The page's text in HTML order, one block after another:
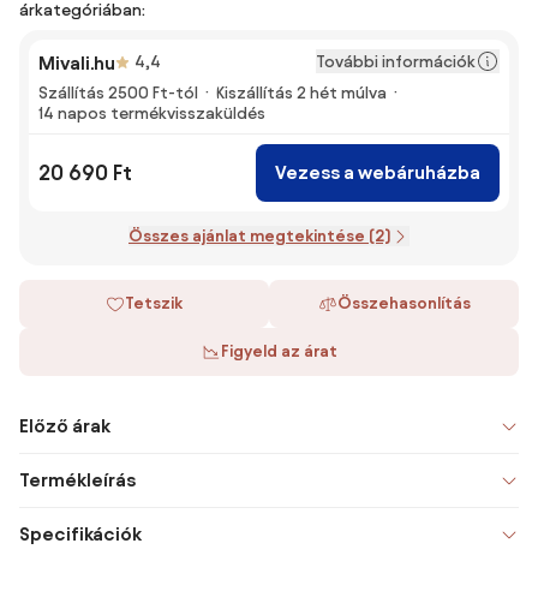
árkategóriában:
Mivali.hu 4,4
További információk
Szállítás 2500 Ft-tól
Kiszállítás 2 hét múlva
14 napos termékvisszaküldés
20 690 Ft Vezess a webáruházba
Összes ajánlat megtekintése (2)
Tetszik Összehasonlítás
Figyeld az árat
Előző árak
Termékleírás
Specifikációk